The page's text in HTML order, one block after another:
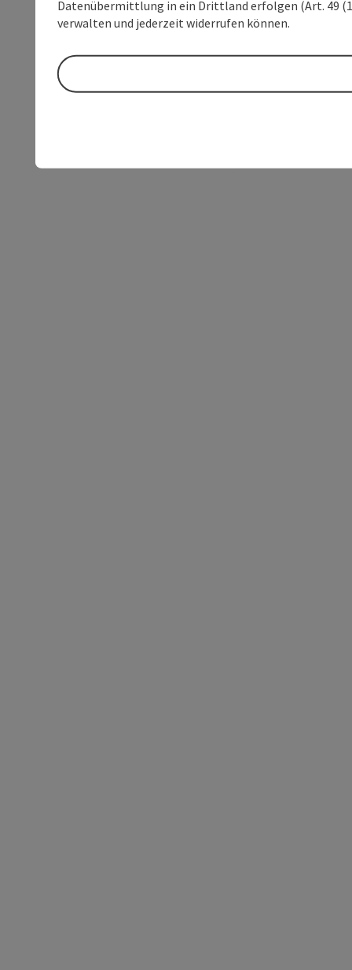
Datenübermittlung in ein Drittland erfolgen (Art. 49
verwalten und jederzeit widerrufen können.